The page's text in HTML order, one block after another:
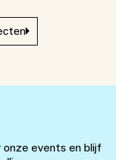
events en blijf